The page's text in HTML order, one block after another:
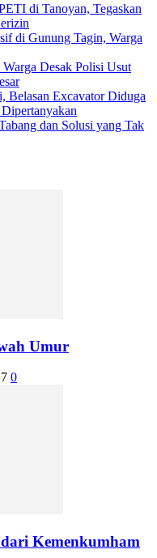
di Tanoyan, Tegaskan
di Gunung Tagin, Warga
Desak Polisi Usut
Belasan Excavator Diduga
dan Solusi yang Tak
Umur
0
Kemenkumham